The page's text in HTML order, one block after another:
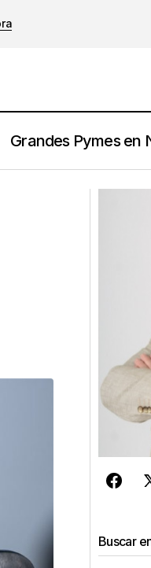
Grandes Pymes en
que saber
Tu
Buscar